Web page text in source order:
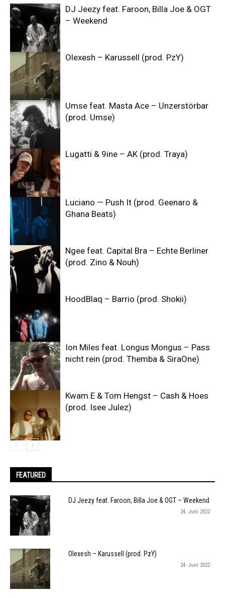
DJ Jeezy feat. Faroon, Billa Joe & OGT
– Weekend
Olexesh – Karussell (prod. PzY)
Umse feat. Masta Ace – Unzerstörbar
(prod. Umse)
Lugatti & 9ine – AK (prod. Traya)
Luciano — Push It (prod. Geenaro &
Ghana Beats)
Ngee feat. Capital Bra – Echte Berliner
(prod. Zino & Nouh)
HoodBlaq – Barrio (prod. Shokii)
Ion Miles feat. Longus Mongus – Pass
nicht rein (prod. Themba & SiraOne)
Kwam.E & Tom Hengst – Cash & Hoes
(prod. Isee Julez)
FEATURED
DJ Jeezy feat. Faroon, Billa Joe & OGT – Weekend
24. Juni 2022
Olexesh – Karussell (prod. PzY)
24. Juni 2022